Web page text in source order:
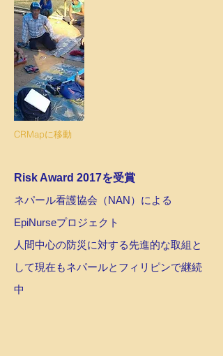
CRMapに移動
Risk Award 2017を受賞
ネパール看護協会（NAN）による
EpiNurseプロジェクト
人間中心の防災に対する先進的な取組と
して現在もネパールとフィリピンで継続
中